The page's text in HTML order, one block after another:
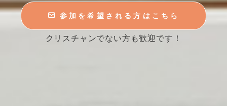
参加を希望される方はこちら
クリスチャンでない方も歓迎です！